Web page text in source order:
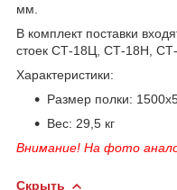
мм.
В комплект поставки
стоек СТ-18Ц, СТ-18Н, СТ-
Характеристики:
Размер полки:
Вес: 29,5 кг
Внимание! На фото
Скрыть